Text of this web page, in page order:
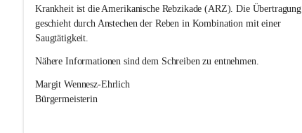
Krankheit ist die Amerikanische Rebzikade (ARZ). Die Übertragung
geschieht durch Anstechen der Reben in Kombination mit einer
Saugtätigkeit.
Nähere Informationen sind dem Schreiben zu entnehmen.
Margit Wennesz-Ehrlich
Bürgermeisterin